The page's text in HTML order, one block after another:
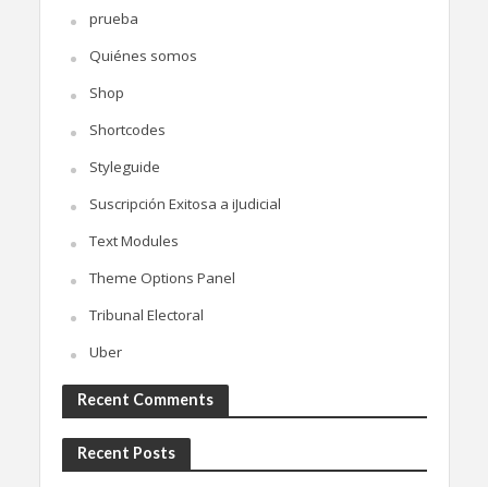
prueba
Quiénes somos
Shop
Shortcodes
Styleguide
Suscripción Exitosa a iJudicial
Text Modules
Theme Options Panel
Tribunal Electoral
Uber
Recent Comments
Recent Posts